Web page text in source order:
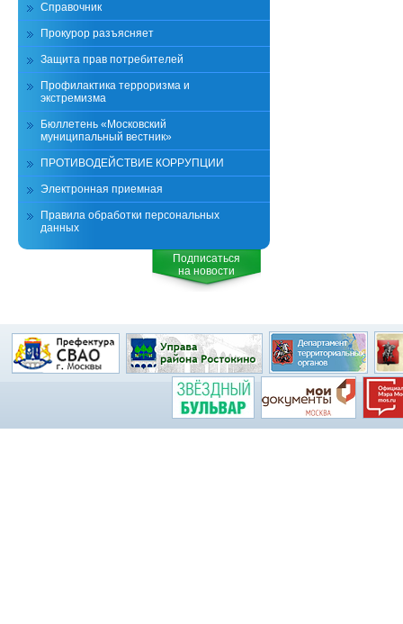
Справочник
Прокурор разъясняет
Защита прав потребителей
Профилактика терроризма и
экстремизма
Бюллетень «Московский
муниципальный вестник»
ПРОТИВОДЕЙСТВИЕ КОРРУПЦИИ
Электронная приемная
Правила обработки персональных
данных
Подписаться
на новости